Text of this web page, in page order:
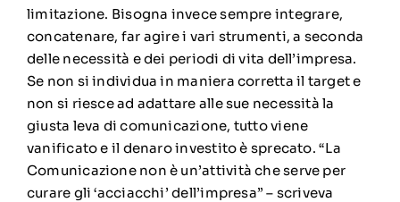
limitazione. Bisogna invece sempre integrare,
concatenare, far agire i vari strumenti, a seconda
delle necessità e dei periodi di vita dell’impresa.
Se non si individua in maniera corretta il target e
non si riesce ad adattare alle sue necessità la
giusta leva di comunicazione, tutto viene
vanificato e il denaro investito è sprecato. “La
Comunicazione non è un’attività che serve per
curare gli ‘acciacchi’ dell’impresa” – scriveva